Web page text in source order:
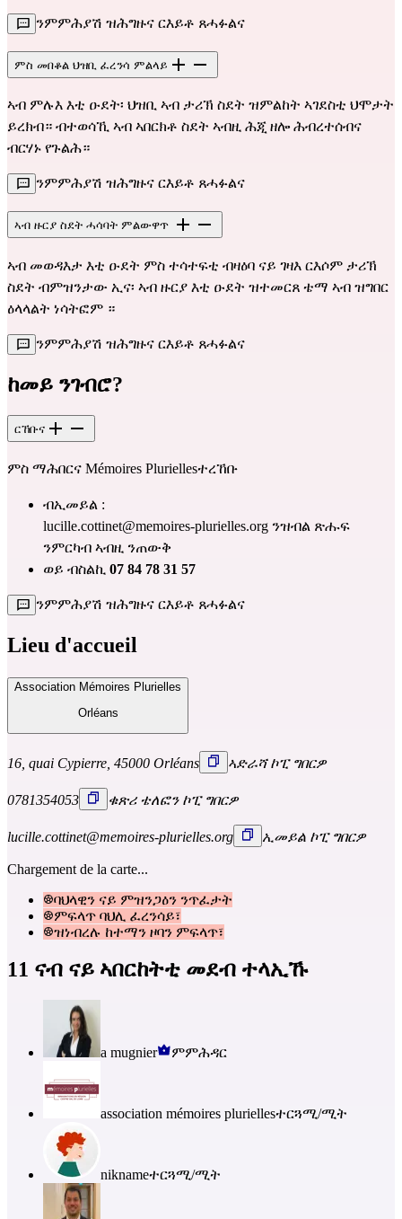
ንምምሕያሽ ዝሕግዙና ርእይቶ ጸሓፉልና
ምስ መበቆል ህዝቢ ፈረንሳ ምልላይ
ኣብ ምሉእ እቲ ዑደት፡ ህዝቢ ኣብ ታሪኽ ስደት ዝምልከት ኣገደስቲ ህሞታት
ይረክብ። ብተወሳኺ ኣብ ኣበርክቶ ስደት ኣብዚ ሕጂ ዘሎ ሕብረተሰብና
ብርሃኑ የጉልሕ።
ንምምሕያሽ ዝሕግዙና ርእይቶ ጸሓፉልና
ኣብ ዙርያ ስደት ሓሳባት ምልውዋጥ
ኣብ መወዳእታ እቲ ዑደት ምስ ተሳተፍቲ ብዛዕባ ናይ ገዛእ ርእሶም ታሪኽ
ስደት ብምዝንታው ኢና፡ ኣብ ዙርያ እቲ ዑደት ዝተመርጸ ቴማ ኣብ ዝግበር
ዕላላልት ነሳትፎም ።
ንምምሕያሽ ዝሕግዙና ርእይቶ ጸሓፉልና
ከመይ ንገብሮ?
ርኸቡና
ምስ ማሕበርና Mémoires Pluriellesተረኸቡ
ብኢመይል :
lucille.cottinet@memoires-plurielles.org ንዝብል ጽሑፍ
ንምርካብ ኣብዚ ንጠውቅ
ወይ ብስልኪ 07 84 78 31 57
ንምምሕያሽ ዝሕግዙና ርእይቶ ጸሓፉልና
Lieu d'accueil
Association Mémoires Plurielles
Orléans
16, quai Cypierre, 45000 Orléans ኣድራሻ ኮፒ ግበርዎ
0781354053 ቁጽሪ ቴለፎን ኮፒ ግበርዎ
lucille.cottinet@memoires-plurielles.org ኢመይል ኮፒ ግበርዎ
Chargement de la carte...
ባህላዊን ናይ ምዝንጋዕን ንጥፈታት
ምፍላጥ ባህሊ ፈረንሳይ፣
ዝነብረሉ ከተማን ዞባን ምፍላጥ፣
11 ናብ ናይ ኣበርከትቲ መደብ ተላኢኹ
a mugnier ምምሕዳር
association mémoires pluriellesተርጓሚ/ሚት
niknameተርጓሚ/ሚት